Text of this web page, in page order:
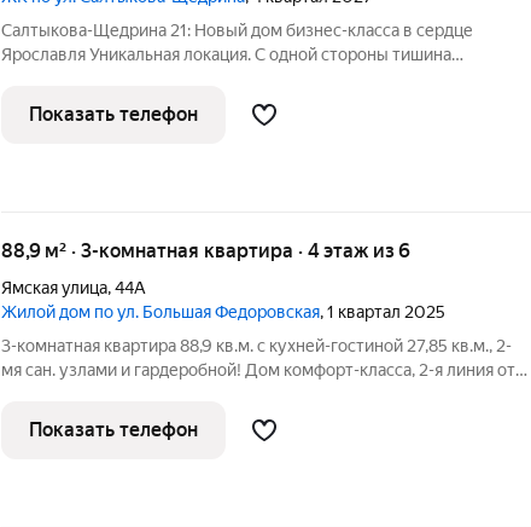
Салтыкова-Щедрина 21: Новый дом бизнес-класса в сердце
Ярославля Уникальная локация. С одной стороны тишина
Здесь вы найдете лучшие рестораны, концертный зал Миллениум,
цирк и планетарий.
Показать телефон
88,9 м² · 3-комнатная квартира · 4 этаж из 6
Ямская улица,44А
Жилой дом по ул. Большая Федоровская, 1 квартал 2025
3-комнатная квартира 88,9 кв.м. с кухней-гостиной 27,85 кв.м., 2-
мя сан. узлами и гардеробной! Дом комфорт-класса, 2-я линия от
ипотечного кредитования от 6%. ПРЕИМУЩЕСТВА КВАРТИРЫ:
дом
Показать телефон